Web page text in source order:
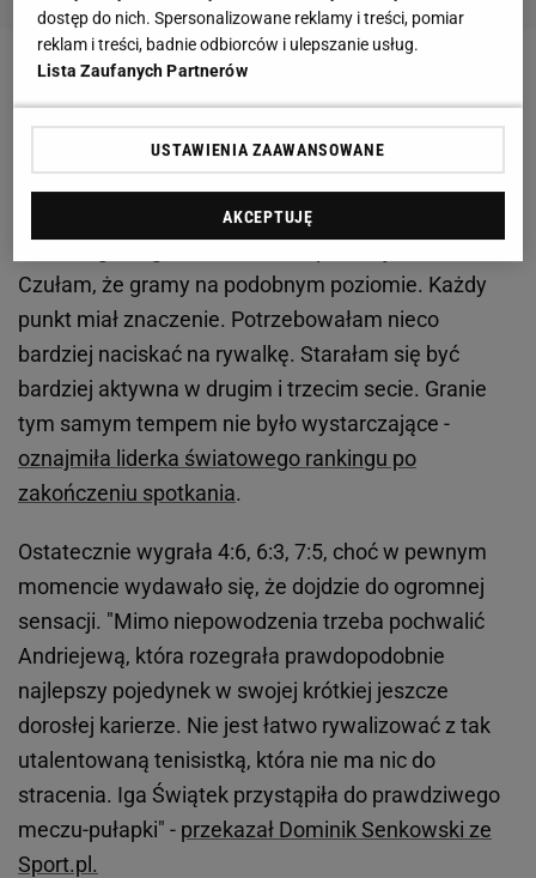
Zobacz wideoNatalia Kaczmarek ocenia igrzyska i
Paryż. "Miasto nie jest moim ulubionym"
Cincinnati Open 2024. Kiedy gra Iga Świątek?
Czułam, że gramy na podobnym poziomie. Każdy
punkt miał znaczenie. Potrzebowałam nieco
bardziej naciskać na rywalkę. Starałam się być
bardziej aktywna w drugim i trzecim secie. Granie
tym samym tempem nie było wystarczające -
oznajmiła liderka światowego rankingu po
zakończeniu spotkania.
Ostatecznie wygrała 4:6, 6:3, 7:5, choć w pewnym
momencie wydawało się, że dojdzie do ogromnej
sensacji. "Mimo niepowodzenia trzeba pochwalić
Andriejewą, która rozegrała prawdopodobnie
najlepszy pojedynek w swojej krótkiej jeszcze
dorosłej karierze. Nie jest łatwo rywalizować z tak
utalentowaną tenisistką, która nie ma nic do
stracenia. Iga Świątek przystąpiła do prawdziwego
meczu-pułapki" - przekazał Dominik Senkowski ze
Sport.pl.
dostęp do nich. Spersonalizowane reklamy i treści, pomiar
reklam i treści, badnie odbiorców i ulepszanie usług.
Lista Zaufanych Partnerów
USTAWIENIA ZAAWANSOWANE
AKCEPTUJĘ